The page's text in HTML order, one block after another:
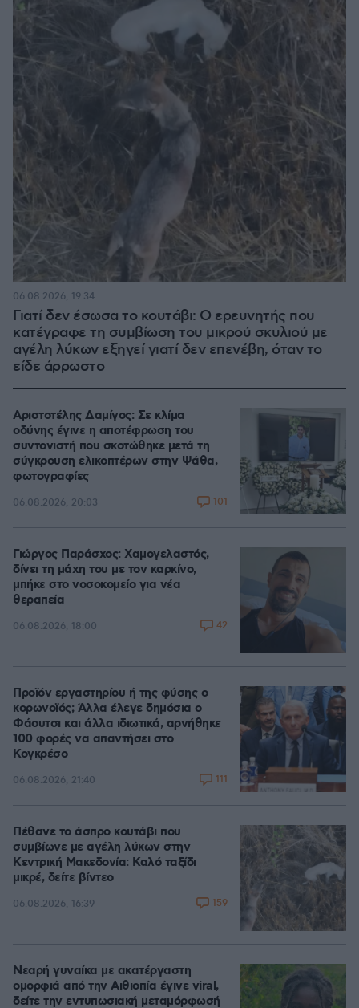
Γιατί δεν έσωσα το κουτάβι: Ο ερευνητής που
κατέγραφε τη συμβίωση του μικρού σκυλιού με
αγέλη λύκων εξηγεί γιατί δεν επενέβη, όταν το
είδε άρρωστο
06.08.2026, 19:34
Αριστοτέλης Δαμίγος: Σε κλίμα
οδύνης έγινε η αποτέφρωση του
συντονιστή που σκοτώθηκε μετά τη
σύγκρουση ελικοπτέρων στην Ψάθα,
φωτογραφίες
06.08.2026, 20:03 101
Γιώργος Παράσχος: Χαμογελαστός,
δίνει τη μάχη του με τον καρκίνο,
μπήκε στο νοσοκομείο για νέα
θεραπεία
06.08.2026, 18:00 42
Προϊόν εργαστηρίου ή της φύσης ο
κορωνοϊός; Άλλα έλεγε δημόσια ο
Φάουτσι και άλλα ιδιωτικά, αρνήθηκε
100 φορές να απαντήσει στο
Κογκρέσο
06.08.2026, 21:40 111
Πέθανε το άσπρο κουτάβι που
συμβίωνε με αγέλη λύκων στην
Κεντρική Μακεδονία: Καλό ταξίδι
μικρέ, δείτε βίντεο
06.08.2026, 16:39 159
Νεαρή γυναίκα με ακατέργαστη
ομορφιά από την Αιθιοπία έγινε viral,
δείτε την εντυπωσιακή μεταμόρφωσή